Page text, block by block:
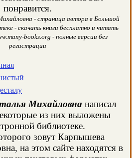
понравится.
- страница автора в Большой
- скачать книги бесплатно и читать
books.org - полные версии без
регистрации
Михайловна написал
из них выложены
библиотеке.
зовут Карпышева
на этом сайте находятся в